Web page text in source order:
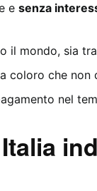
e senza
il mondo, sia
coloro che
nel